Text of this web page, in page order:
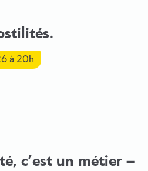
à 20h
c’est un métier –